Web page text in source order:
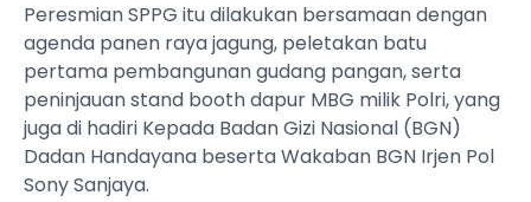
Peresmian SPPG itu dilakukan bersamaan dengan
agenda panen raya jagung, peletakan batu
pertama pembangunan gudang pangan, serta
peninjauan stand booth dapur MBG milik Polri, yang
juga di hadiri Kepada Badan Gizi Nasional (BGN)
Dadan Handayana beserta Wakaban BGN Irjen Pol
Sony Sanjaya.